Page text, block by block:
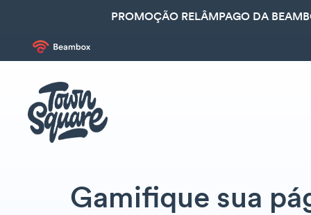
PROMOÇÃO RELÂMPAGO DA
Gamifique sua